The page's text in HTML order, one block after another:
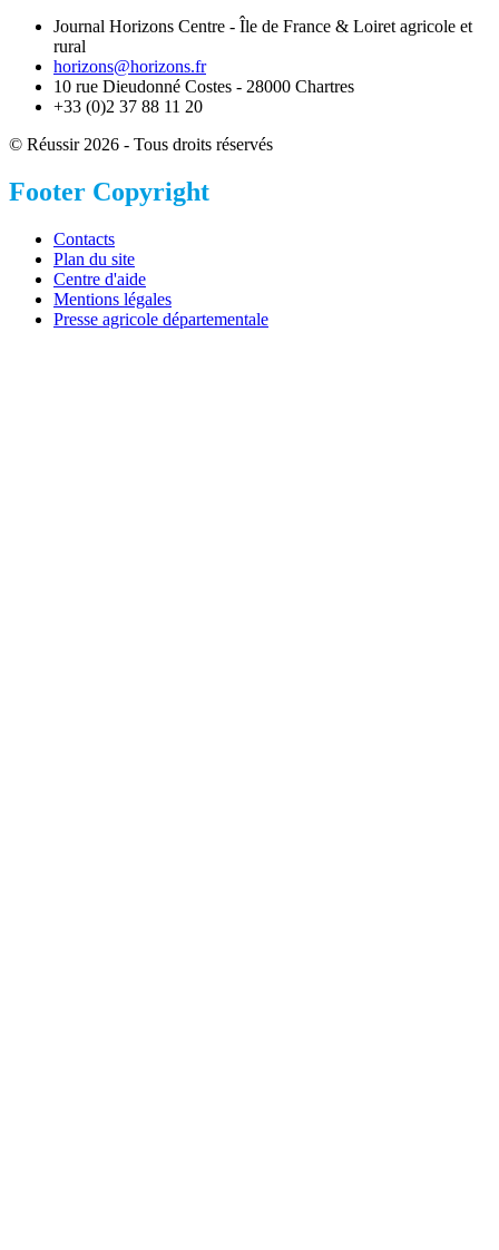
Journal Horizons Centre - Île de France & Loiret agricole et
rural
horizons@horizons.fr
10 rue Dieudonné Costes - 28000 Chartres
+33 (0)2 37 88 11 20
© Réussir 2026 - Tous droits réservés
Footer Copyright
Contacts
Plan du site
Centre d'aide
Mentions légales
Presse agricole départementale